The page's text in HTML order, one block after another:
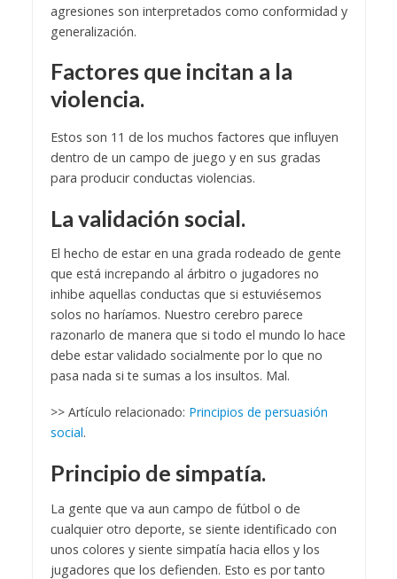
agresiones son interpretados como conformidad y
generalización.
Factores que incitan a la
violencia.
Estos son 11 de los muchos factores que influyen
dentro de un campo de juego y en sus gradas
para producir conductas violencias.
La validación social.
El hecho de estar en una grada rodeado de gente
que está increpando al árbitro o jugadores no
inhibe aquellas conductas que si estuviésemos
solos no haríamos. Nuestro cerebro parece
razonarlo de manera que si todo el mundo lo hace
debe estar validado socialmente por lo que no
pasa nada si te sumas a los insultos. Mal.
>> Artículo relacionado: Principios de persuasión
social.
Principio de simpatía.
La gente que va aun campo de fútbol o de
cualquier otro deporte, se siente identificado con
unos colores y siente simpatía hacia ellos y los
jugadores que los defienden. Esto es por tanto